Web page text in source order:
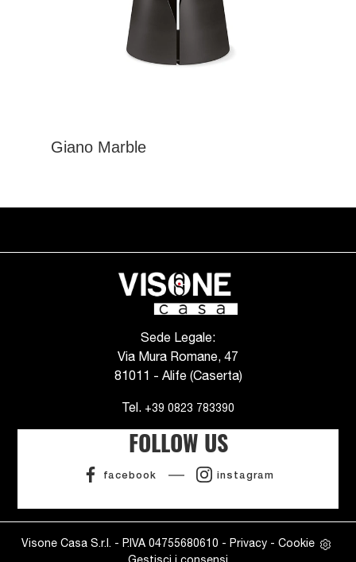
Giano Marble
Sede Legale:
Via Mura Romane, 47
81011 - Alife (Caserta)
Tel. +39 0823 783390
FOLLOW US
facebook instagram
Visone Casa S.r.l. - P.IVA 04755680610 - Privacy - Cookie
Gestisci i consensi